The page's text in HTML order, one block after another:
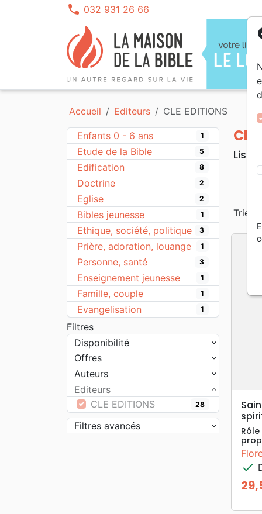
phone 032 931 26 66
Segond
NEG
Colombe
Edification
Doctrine
Théologie
Eglise
Enfants 6 - 9 ans
Enfants 9 - 12 ans
Gospel, Soul
Pop, Rock
Dessins animés
Accueil Editeurs CLE EDITIONS
Enfants 0 - 6 ans 1
Etude de la Bible 5
Edification 8
Doctrine 2
Eglise 2
Bibles jeunesse 1
Ethique, société, politique 3
Prière, adoration, louange 1
Personne, santé 3
Enseignement jeunesse 1
Famille, couple 1
Evangelisation 1
Filtres
Disponibilité
Offres
Auteurs
Editeurs
CLE EDITIONS
28
Filtres avancés
Liste
Trier
check
Prix